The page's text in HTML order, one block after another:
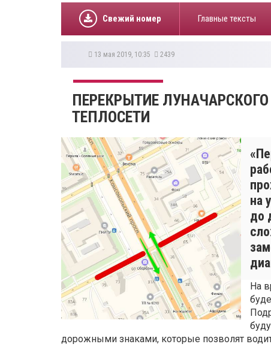
Свежий номер Главные тексты
13 мая 2019, 10:35 2439
ПЕРЕКРЫТИЕ
ТЕПЛОСЕТИ
на
до
На
дорожными знаками, которые позволят